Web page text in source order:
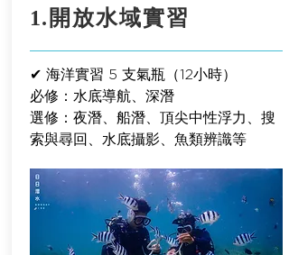
​1.開放水域實習
✔ 海洋實習 5 支氣瓶（12小時​）
必修：水底導航、深潛
​選修：夜潛、船潛、頂尖中性浮力、搜
索與尋回、水底攝影、魚類辨識等